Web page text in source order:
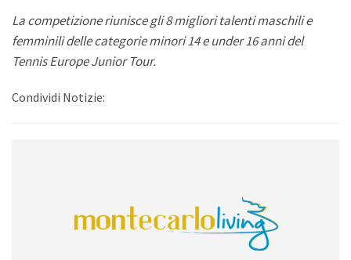
La competizione riunisce gli 8 migliori talenti maschili e
femminili delle categorie minori 14 e under 16 anni del
Tennis Europe Junior Tour.
Condividi Notizie: